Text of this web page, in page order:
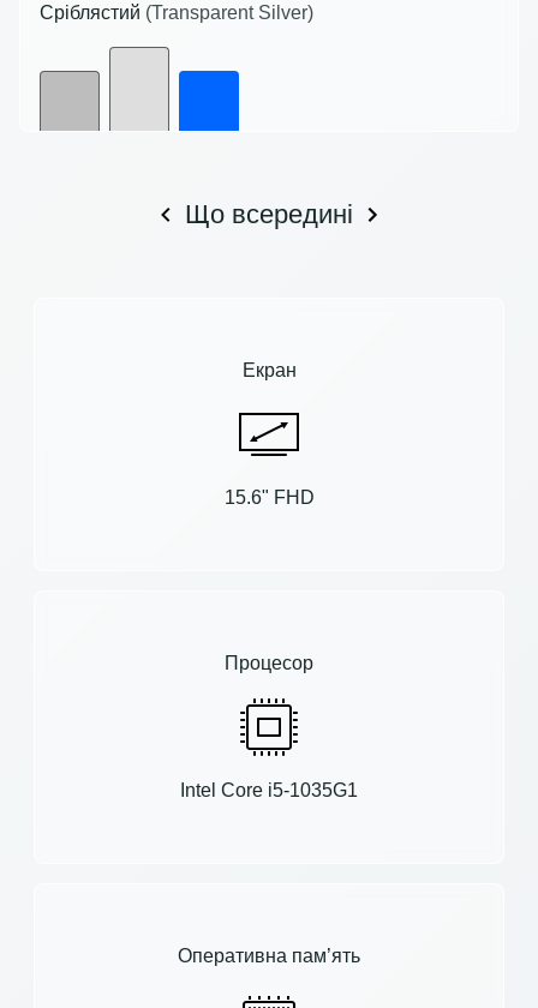
Сріблястий (Transparent Silver)
Що всередині
Екран
15.6" FHD
Процесор
Intel Core i5-1035G1
Оперативна пам’ять